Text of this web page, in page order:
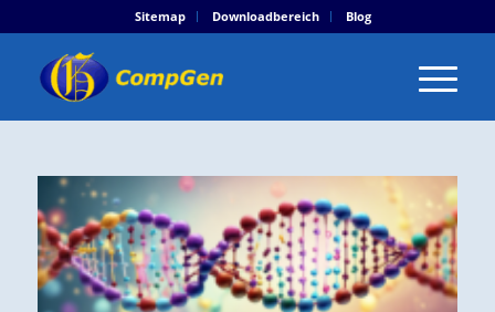
Sitemap Downloadbereich Blog